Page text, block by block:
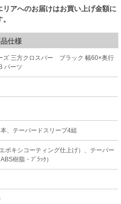
アへのお届けはお買い上げ金額に
仕様
ズ 三方クロスバー ブラック 幅60×奥行
パーツ
、テーパードスリーブ4組
ポキシコーティング仕上げ）、テーパー
樹脂・ﾌﾞﾗｯｸ）